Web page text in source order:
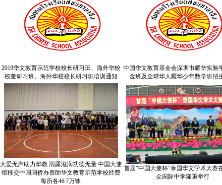
2019华文教育示范学校校长研习班、海外华校
校董研习班、海外华校校长研习班培训通知
中国华文教育基金会深圳市耀华实验
金班及全球华人耀华少年数学班招
大爱无声助力华教 雨露滋润功德无量 中国大使
馆移交中国国侨办资助华文教育示范学校经费
每所各46.7万铢
首届“中国大使杯”泰国华文学术大赛
众国际中学隆重举行